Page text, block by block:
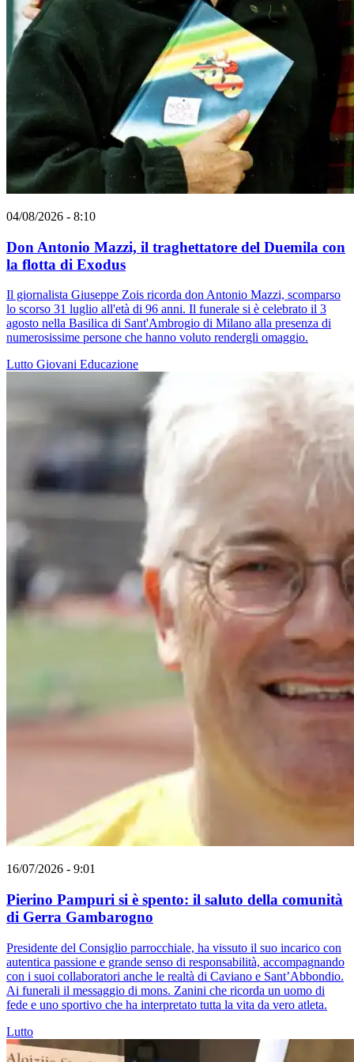
04/08/2026 - 8:10
Don Antonio Mazzi, il traghettatore del Duemila con
la flotta di Exodus
Il giornalista Giuseppe Zois ricorda don Antonio Mazzi, scomparso
lo scorso 31 luglio all'età di 96 anni. Il funerale si è celebrato il 3
agosto nella Basilica di Sant'Ambrogio di Milano alla presenza di
numerosissime persone che hanno voluto rendergli omaggio.
Lutto Giovani Educazione
16/07/2026 - 9:01
Pierino Pampuri si è spento: il saluto della comunità
di Gerra Gambarogno
Presidente del Consiglio parrocchiale, ha vissuto il suo incarico con
autentica passione e grande senso di responsabilità, accompagnando
con i suoi collaboratori anche le realtà di Caviano e Sant’Abbondio.
Ai funerali il messaggio di mons. Zanini che ricorda un uomo di
fede e uno sportivo che ha interpretato tutta la vita da vero atleta.
Lutto